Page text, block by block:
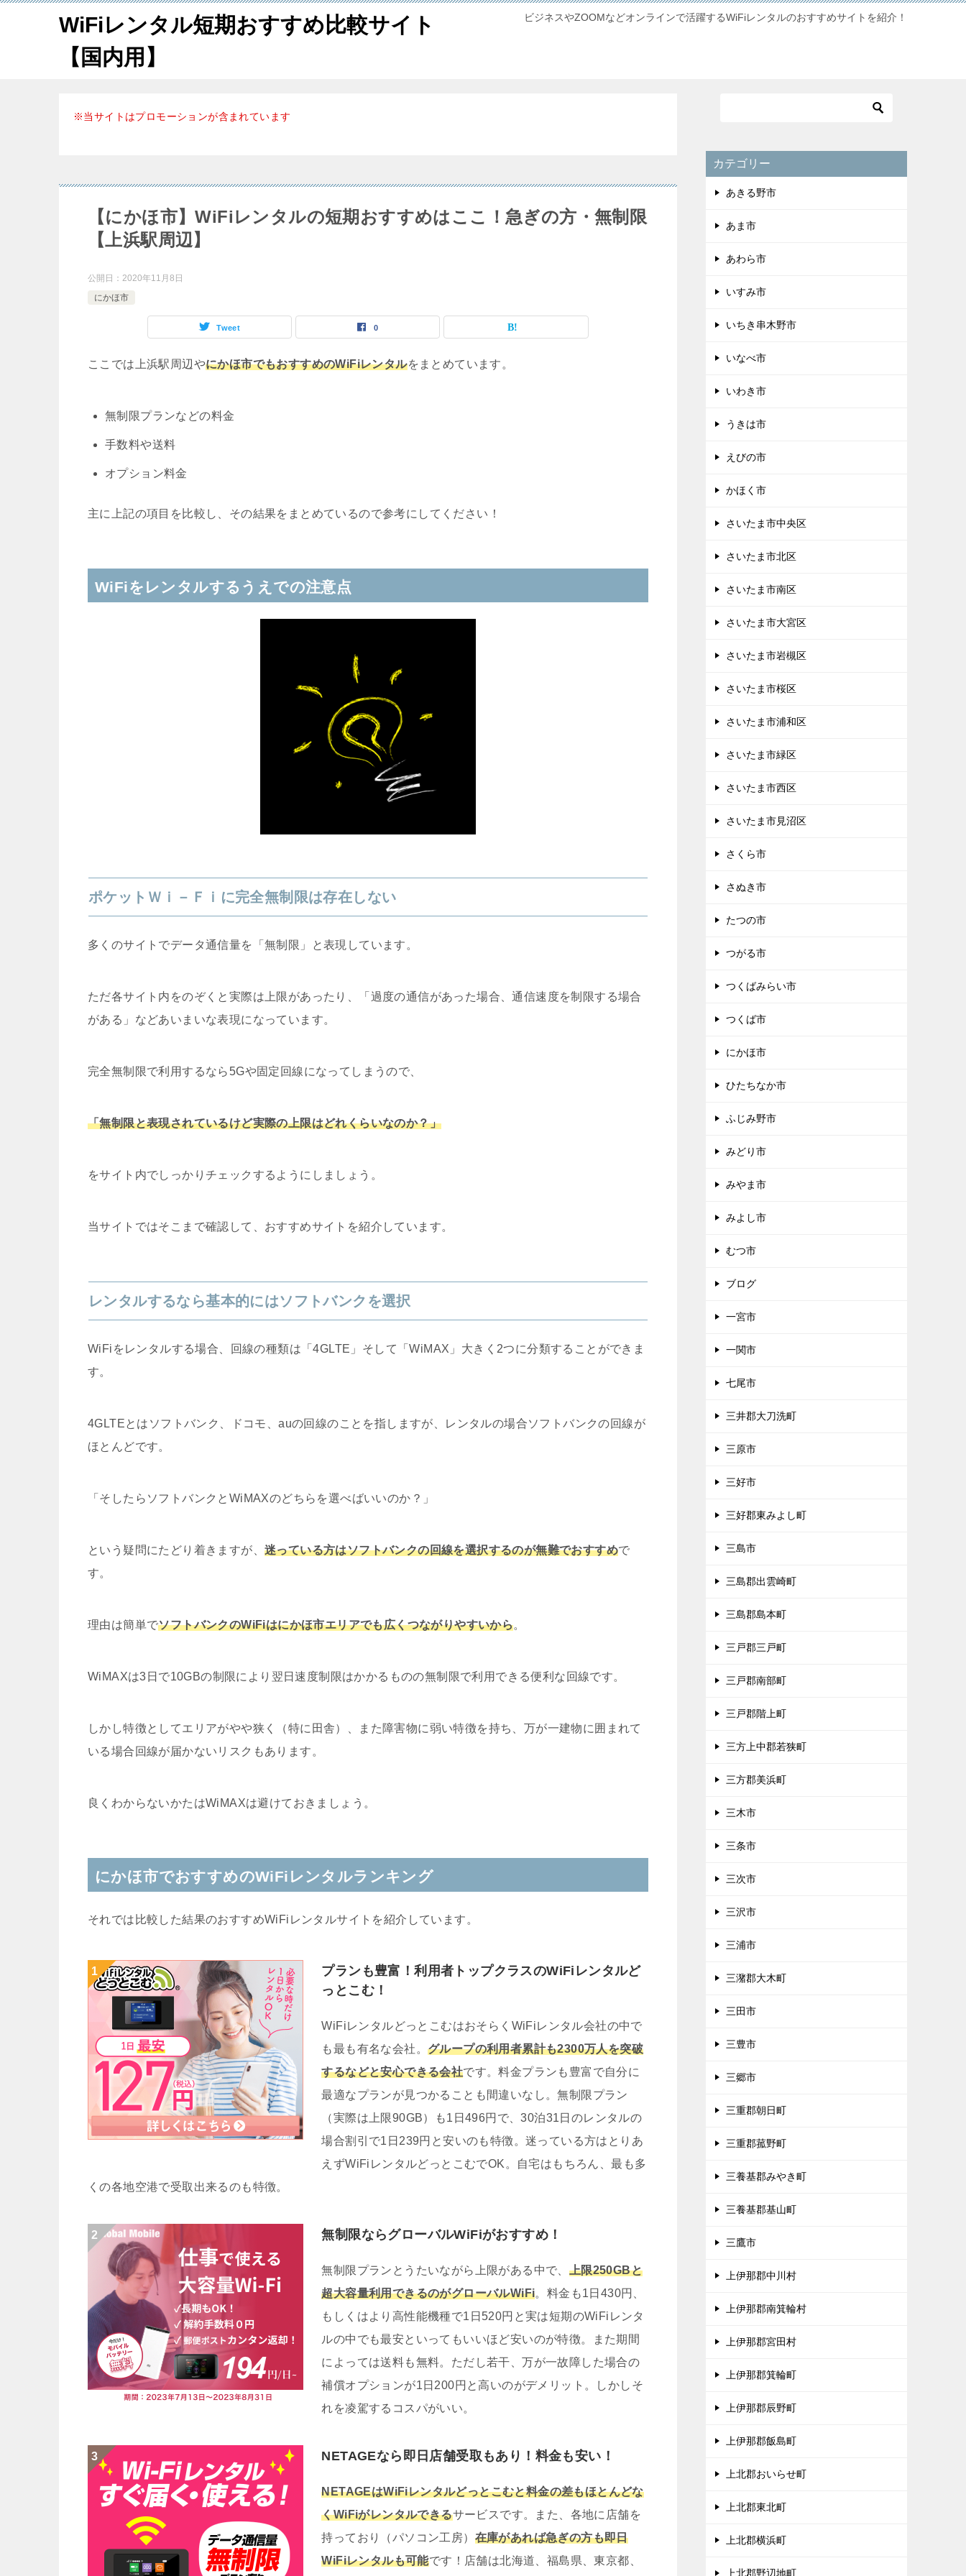
WiFiレンタル短期おすすめ比較サイト
【国内用】
ビジネスやZOOMなどオンラインで活躍するWiFiレンタルのおすすめサイトを紹介！
※当サイトはプロモーションが含まれています
【にかほ市】WiFiレンタルの短期おすすめはここ！急ぎの方・無制限
【上浜駅周辺】
公開日： 2020年11月8日
にかほ市
Tweet 0
ここでは上浜駅周辺やにかほ市でもおすすめのWiFiレンタルをまとめています。
無制限プランなどの料金
手数料や送料
オプション料金
主に上記の項目を比較し、その結果をまとめているので参考にしてください！
WiFiをレンタルするうえでの注意点
ポケットＷｉ－Ｆｉに完全無制限は存在しない
多くのサイトでデータ通信量を「無制限」と表現しています。
ただ各サイト内をのぞくと実際は上限があったり、「過度の通信があった場合、通信速度を制限する場合
がある」などあいまいな表現になっています。
完全無制限で利用するなら5Gや固定回線になってしまうので、
「無制限と表現されているけど実際の上限はどれくらいなのか？」
をサイト内でしっかりチェックするようにしましょう。
当サイトではそこまで確認して、おすすめサイトを紹介しています。
レンタルするなら基本的にはソフトバンクを選択
WiFiをレンタルする場合、回線の種類は「4GLTE」そして「WiMAX」大きく2つに分類することができま
す。
4GLTEとはソフトバンク、ドコモ、auの回線のことを指しますが、レンタルの場合ソフトバンクの回線が
ほとんどです。
「そしたらソフトバンクとWiMAXのどちらを選べばいいのか？」
という疑問にたどり着きますが、 迷っている方はソフトバンクの回線を選択するのが無難でおすすめで
す。
理由は簡単でソフトバンクのWiFiはにかほ市エリアでも広くつながりやすいから。
WiMAXは3日で10GBの制限により翌日速度制限はかかるものの無制限で利用できる便利な回線です。
しかし特徴としてエリアがやや狭く（特に田舎）、また障害物に弱い特徴を持ち、万が一建物に囲まれて
いる場合回線が届かないリスクもあります。
良くわからないかたはWiMAXは避けておきましょう。
にかほ市でおすすめのWiFiレンタルランキング
それでは比較した結果のおすすめWiFiレンタルサイトを紹介しています。
プランも豊富！利用者トップクラスのWiFiレンタルど
っとこむ！
WiFiレンタルどっとこむはおそらくWiFiレンタル会社の中で
も最も有名な会社。グループの利用者累計も2300万人を突破
するなどと安心できる会社です。料金プランも豊富で自分に
最適なプランが見つかることも間違いなし。無制限プラン
（実際は上限90GB）も1日496円で、30泊31日のレンタルの
場合割引で1日239円と安いのも特徴。迷っている方はとりあ
えずWiFiレンタルどっとこむでOK。自宅はもちろん、最も多
くの各地空港で受取出来るのも特徴。
無制限ならグローバルWiFiがおすすめ！
無制限プランとうたいながら上限がある中で、 上限250GBと
超大容量利用できるのがグローバルWiFi。料金も1日430円、
もしくはより高性能機種で1日520円と実は短期のWiFiレンタ
ルの中でも最安といってもいいほど安いのが特徴。また期間
によっては送料も無料。ただし若干、万が一故障した場合の
補償オプションが1日200円と高いのがデメリット。しかしそ
れを凌駕するコスパがいい。
NETAGEなら即日店舗受取もあり！料金も安い！
NETAGEはWiFiレンタルどっとこむと料金の差もほとんどな
くWiFiがレンタルできるサービスです。また、各地に店舗を
持っており（パソコン工房） 在庫があれば急ぎの方も即日
WiFiレンタルも可能です！店舗は北海道、福島県、東京都、
カテゴリー
あきる野市
あま市
あわら市
いすみ市
いちき串木野市
いなべ市
いわき市
うきは市
えびの市
かほく市
さいたま市中央区
さいたま市北区
さいたま市南区
さいたま市大宮区
さいたま市岩槻区
さいたま市桜区
さいたま市浦和区
さいたま市緑区
さいたま市西区
さいたま市見沼区
さくら市
さぬき市
たつの市
つがる市
つくばみらい市
つくば市
にかほ市
ひたちなか市
ふじみ野市
みどり市
みやま市
みよし市
むつ市
ブログ
一宮市
一関市
七尾市
三井郡大刀洗町
三原市
三好市
三好郡東みよし町
三島市
三島郡出雲崎町
三島郡島本町
三戸郡三戸町
三戸郡南部町
三戸郡階上町
三方上中郡若狭町
三方郡美浜町
三木市
三条市
三次市
三沢市
三浦市
三潴郡大木町
三田市
三豊市
三郷市
三重郡朝日町
三重郡菰野町
三養基郡みやき町
三養基郡基山町
三鷹市
上伊那郡中川村
上伊那郡南箕輪村
上伊那郡宮田村
上伊那郡箕輪町
上伊那郡辰野町
上伊那郡飯島町
上北郡おいらせ町
上北郡東北町
上北郡横浜町
上北郡野辺地町